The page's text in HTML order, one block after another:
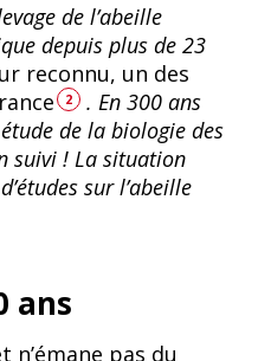
de l’abeille
depuis plus de 23
reconnu, un des
2
. En 300 ans
de la biologie des
suivi ! La situation
sur l’abeille
ans
n’émane pas du